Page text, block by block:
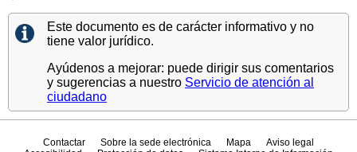
Este documento es de carácter informativo y no
tiene valor jurídico.
Ayúdenos a mejorar: puede dirigir sus comentarios
y sugerencias a nuestro Servicio de atención al
ciudadano
Contactar Sobre la sede electrónica Mapa
Aviso legal